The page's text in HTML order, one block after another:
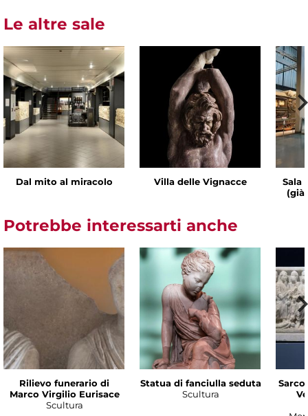
Le altre sale
Dal mito al miracolo Villa delle Vignacce
Sala
(già
Potrebbe interessarti anche
Rilievo funerario di
Marco Virgilio Eurisace
Scultura
Statua di fanciulla seduta
Scultura